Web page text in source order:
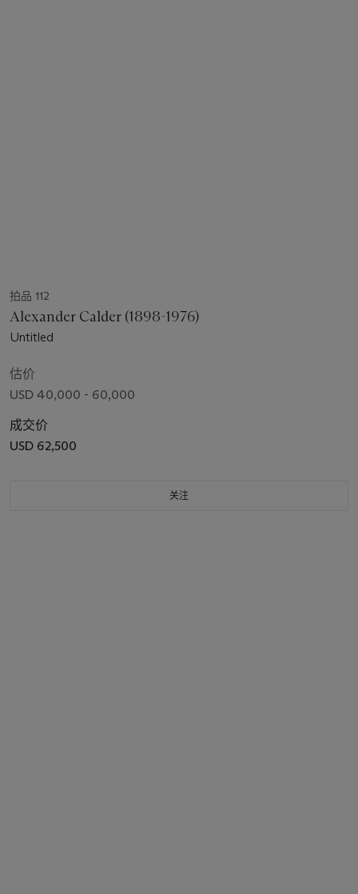
拍品 112
Alexander Calder (1898-1976)
Untitled
估价
USD 40,000 - 60,000
成交价
USD 62,500
关注